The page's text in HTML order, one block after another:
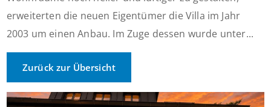
erweiterten die neuen Eigentümer die Villa im Jahr
2003 um einen Anbau. Im Zuge dessen wurde unter...
Zurück zur Übersicht